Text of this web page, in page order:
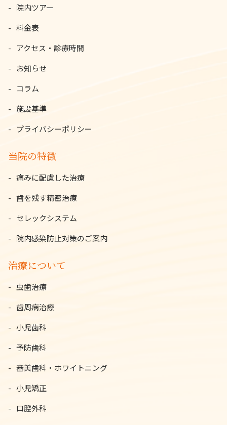
院内ツアー
料金表
アクセス・診療時間
お知らせ
コラム
施設基準
プライバシーポリシー
当院の特徴
痛みに配慮した治療
歯を残す精密治療
セレックシステム
院内感染防止対策のご案内
治療について
虫歯治療
歯周病治療
小児歯科
予防歯科
審美歯科・ホワイトニング
小児矯正
口腔外科